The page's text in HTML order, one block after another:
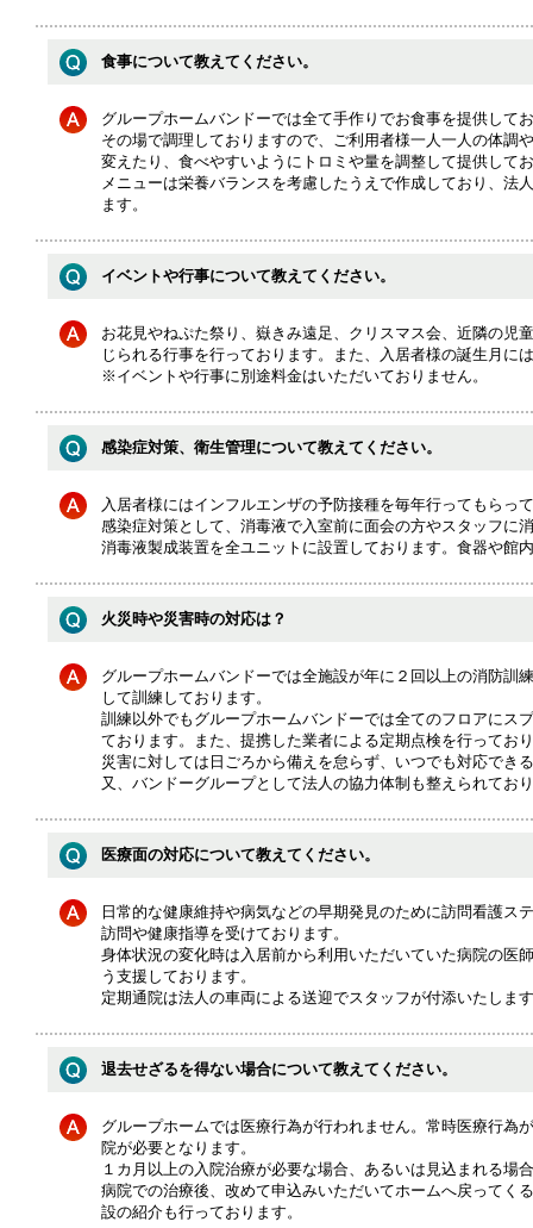
食事について教えてください。
グループホームバンドーでは全て手作りでお食事を提供して
その場で調理しておりますので、ご利用者様一人一人の体調
変えたり、食べやすいようにトロミや量を調整して提供して
メニューは栄養バランスを考慮したうえで作成しており、法
ます。
イベントや行事について教えてください。
お花見やねぷた祭り、嶽きみ遠足、クリスマス会、近隣の児
じられる行事を行っております。また、入居者様の誕生月に
※イベントや行事に別途料金はいただいておりません。
感染症対策、衛生管理について教えてください。
入居者様にはインフルエンザの予防接種を毎年行ってもらっ
感染症対策として、消毒液で入室前に面会の方やスタッフに
消毒液製成装置を全ユニットに設置しております。食器や館
火災時や災害時の対応は？
グループホームバンドーでは全施設が年に２回以上の消防訓
して訓練しております。
訓練以外でもグループホームバンドーでは全てのフロアにス
ております。また、提携した業者による定期点検を行ってお
災害に対しては日ごろから備えを怠らず、いつでも対応でき
又、バンドーグループとして法人の協力体制も整えられてお
医療面の対応について教えてください。
日常的な健康維持や病気などの早期発見のために訪問看護ス
訪問や健康指導を受けております。
身体状況の変化時は入居前から利用いただいていた病院の医
う支援しております。
定期通院は法人の車両による送迎でスタッフが付添いたしま
退去せざるを得ない場合について教えてください。
グループホームでは医療行為が行われません。常時医療行為
院が必要となります。
１カ月以上の入院治療が必要な場合、あるいは見込まれる場
病院での治療後、改めて申込みいただいてホームへ戻ってく
設の紹介も行っております。